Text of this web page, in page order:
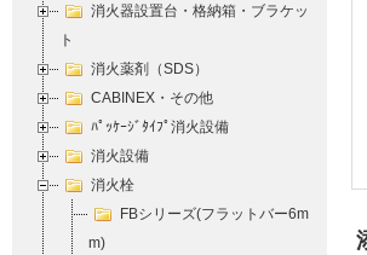
消火器設置台・格納箱・ブラケッ
ト
消火薬剤（SDS）
CABINEX・その他
ﾊﾟｯｹｰｼﾞﾀｲﾌﾟ消火設備
消火設備
消火栓
FBシリーズ(フラットバー6m
m)